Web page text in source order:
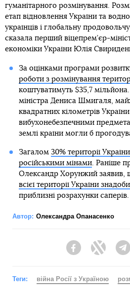
гуманітарного розмінування.
етап відновлення України та
українців і глобальну
сказала перший віцепрем’єр-
економіки України Юлія
За оцінками програми
роботи з розмінування
коштуватимуть $35,7
міністра Дениса Шмигаля,
квадратних кілометрів України
вибухонебезпечними
землі країни могли б
Загалом 30% території
російськими мінами. Раніше
Олександр Хорунжий заявив,
всієї території України
приблизні розрахунки саперів.
Автор: Олександра Опанасенко
FacebookTwitter
Теги: війна Росії з Україною